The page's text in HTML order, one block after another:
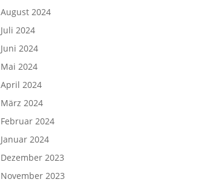
August 2024
Juli 2024
Juni 2024
Mai 2024
April 2024
März 2024
Februar 2024
Januar 2024
Dezember 2023
November 2023